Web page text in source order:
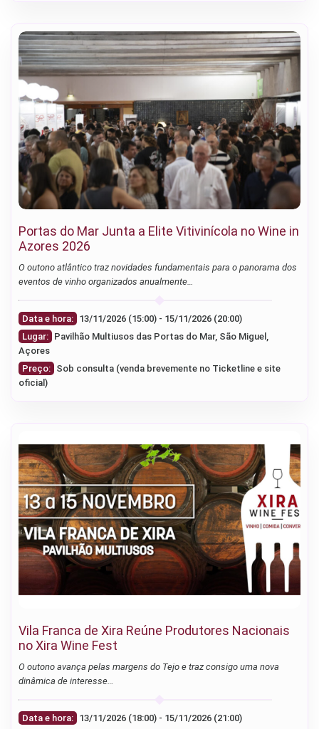
Portas do Mar Junta a Elite Vitivinícola no Wine in
Azores 2026
O outono atlântico traz novidades fundamentais para o panorama dos
eventos de vinho organizados anualmente…
Data e hora:
13/11/2026 (15:00) - 15/11/2026 (20:00)
Lugar: Pavilhão Multiusos das Portas do Mar, São Miguel,
Açores
Preço: Sob consulta (venda brevemente no Ticketline e site
oficial)
Vila Franca de Xira Reúne Produtores Nacionais
no Xira Wine Fest
O outono avança pelas margens do Tejo e traz consigo uma nova
dinâmica de interesse…
Data e hora: 13/11/2026 (18:00) - 15/11/2026 (21:00)